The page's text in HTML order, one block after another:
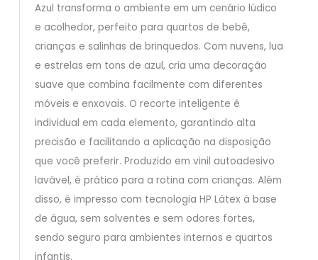
Azul transforma o ambiente em um cenário lúdico
e acolhedor, perfeito para quartos de bebê,
crianças e salinhas de brinquedos. Com nuvens, lua
e estrelas em tons de azul, cria uma decoração
suave que combina facilmente com diferentes
móveis e enxovais. O recorte inteligente é
individual em cada elemento, garantindo alta
precisão e facilitando a aplicação na disposição
que você preferir. Produzido em vinil autoadesivo
lavável, é prático para a rotina com crianças. Além
disso, é impresso com tecnologia HP Látex à base
de água, sem solventes e sem odores fortes,
sendo seguro para ambientes internos e quartos
infantis.